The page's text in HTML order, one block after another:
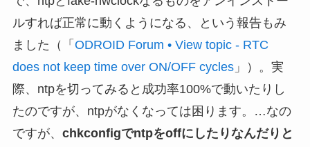
ルすれば正常に動くようになる、という報告もみ
ました（「 ODROID Forum • View topic - RTC
does not keep time over ON/OFF cycles」）。実
際、ntpを切ってみると成功率100%で動いたりし
たのですが、ntpがなくなっては困ります。…なの
ですが、 chkconfigでntpをoffにしたりなんだりと